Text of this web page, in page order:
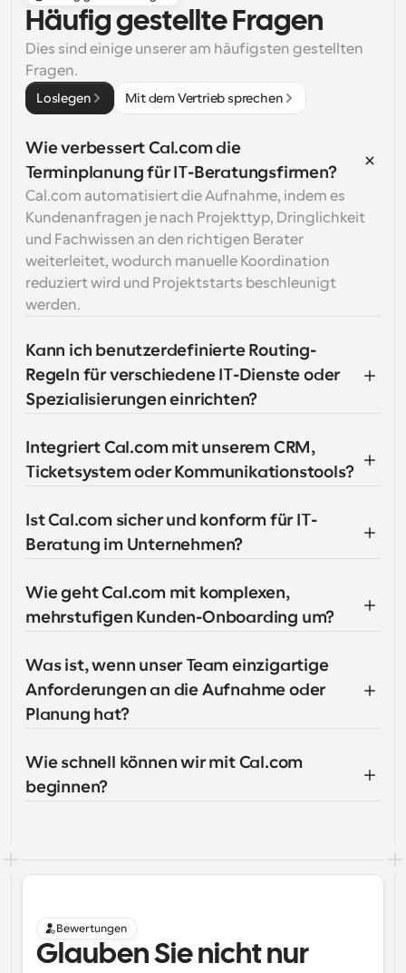
Häufig gestellte Fragen
Dies sind einige unserer am häufigsten gestellten
Fragen.
Loslegen Mit dem Vertrieb sprechen
Wie verbessert Cal.com die
Terminplanung für IT-Beratungsfirmen?
Cal.com automatisiert die Aufnahme, indem es
Kundenanfragen je nach Projekttyp, Dringlichkeit
und Fachwissen an den richtigen Berater
weiterleitet, wodurch manuelle Koordination
reduziert wird und Projektstarts beschleunigt
werden.
Kann ich benutzerdefinierte Routing-
Regeln für verschiedene IT-Dienste oder
Spezialisierungen einrichten?
Integriert Cal.com mit unserem CRM,
Ticketsystem oder Kommunikationstools?
Ist Cal.com sicher und konform für IT-
Beratung im Unternehmen?
Wie geht Cal.com mit komplexen,
mehrstufigen Kunden-Onboarding um?
Was ist, wenn unser Team einzigartige
Anforderungen an die Aufnahme oder
Planung hat?
Wie schnell können wir mit Cal.com
beginnen?
Bewertungen
Glauben Sie nicht nur